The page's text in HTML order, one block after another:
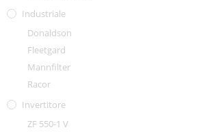
Industriale
Donaldson
Fleetgard
Mannfilter
Racor
Invertitore
ZF 550-1 V